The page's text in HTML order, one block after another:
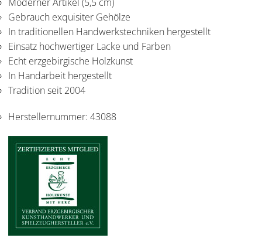
Gebrauch exquisiter Gehölze
In traditionellen Handwerkstechniken hergestellt
Einsatz hochwertiger Lacke und Farben
Echt erzgebirgische Holzkunst
In Handarbeit hergestellt
Tradition seit 2004
Herstellernummer: 43088